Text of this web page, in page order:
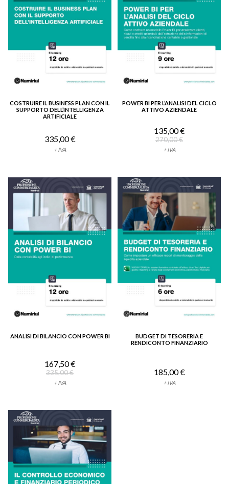
VEDI DETTAGLIO
COSTRUIRE IL BUSINESS PLAN CON IL
SUPPORTO DELL’INTELLIGENZA
ARTIFICIALE
335,00 €
+ IVA
VEDI DETTAGLIO
POWER BI PER L’ANALISI DEL CICLO
ATTIVO AZIENDALE
135,00 €
270,00 €
+ IVA
VEDI DETTAGLIO
ANALISI DI BILANCIO CON POWER BI
167,50 €
335,00 €
+ IVA
VEDI DETTAGLIO
BUDGET DI TESORERIA E
RENDICONTO FINANZIARIO
185,00 €
+ IVA